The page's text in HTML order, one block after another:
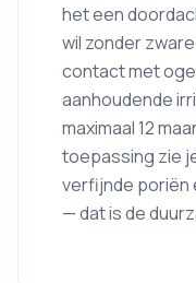
het een
wil zonder
contact met
aanhoudende
maximaal 12
toepassing zie
verfijnde poriën
— dat is de